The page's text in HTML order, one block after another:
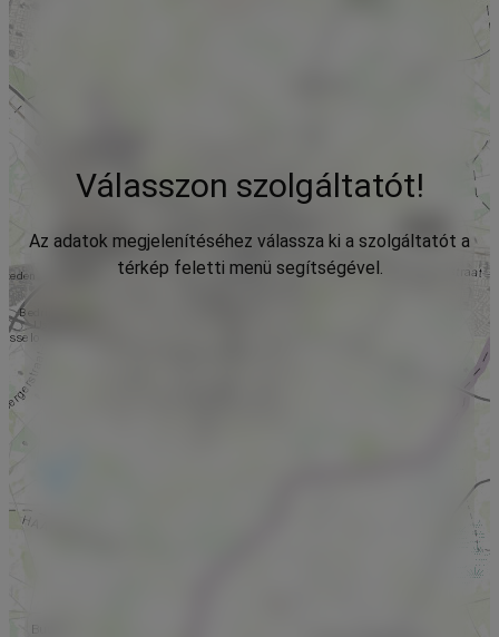
Válasszon szolgáltatót!
Az adatok megjelenítéséhez válassza ki a szolgáltatót a
térkép feletti menü segítségével.